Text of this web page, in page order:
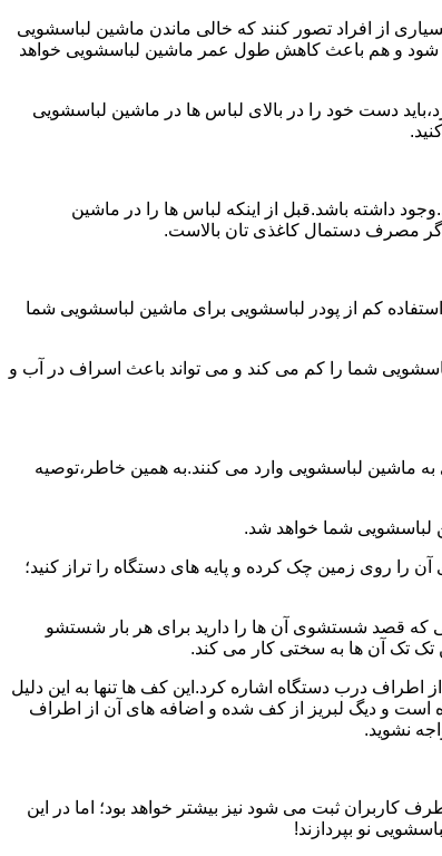
از افراد تصور کنند که خالی ماندن ماشین لباسشویی
شود و هم باعث کاهش طول عمر ماشین لباسشویی خواهد
دست خود را در بالای لباس ها در ماشین لباسشویی
داشته باشد.قبل از اینکه لباس ها را در ماشین
اگر مصرف دستمال کاغذی تان بالاست.
کم از پودر لباسشویی برای ماشین لباسشویی شما
شما را کم می کند و می تواند باعث اسراف در آب و
ماشین لباسشویی وارد می کنند.به همین خاطر،توصیه
لباسشویی شما خواهد شد.
روی زمین چک کرده و پایه های دستگاه را تراز کنید؛
که قصد شستشوی آن ها را دارید برای هر بار شستشو
تک آن ها به سختی کار می کند.
اطراف درب دستگاه اشاره کرد.این کف ها تنها به این دلیل
است و دیگ لبریز از کف شده و اضافه های آن از اطراف
نشوید.
کاربران ثبت می شود نیز بیشتر خواهد بود؛ اما در این
نو بپردازند!